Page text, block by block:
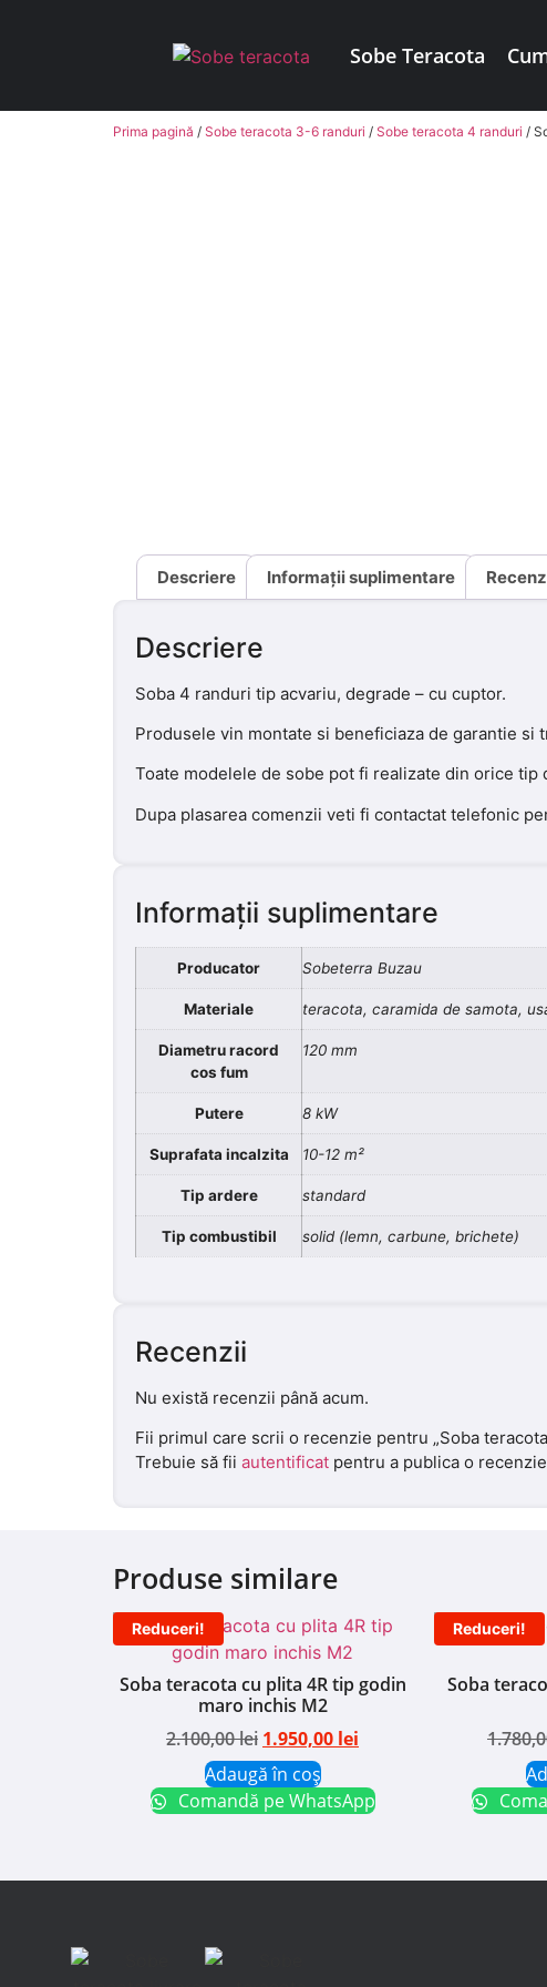
Sobe Teracota
Prima pagină / Sobe teracota 3-6 randuri / Sobe teracota 4 randuri /
Descriere Informații suplimentare
Descriere
Soba 4 randuri tip acvariu, degrade – cu cuptor.
Produsele vin montate si beneficiaza de garantie si
Toate modelele de sobe pot fi realizate din orice tip
Dupa plasarea comenzii veti fi contactat telefonic
Informații suplimentare
Producator Sobeterra Buzau
Materiale teracota, caramida de samota,
Diametru racord
cos fum
120 mm
Putere 8 kW
Suprafata incalzita 10-12 m²
Tip ardere standard
Tip combustibil solid (lemn, carbune, brichete)
Recenzii
Nu există recenzii până acum.
Fii primul care scrii o recenzie pentru „Soba
Trebuie să fii autentificat pentru a publica o
Produse similare
Reduceri!
Soba teracota cu plita 4R tip godin
maro inchis M2
2.100,00lei 1.950,00 lei
Adaugă în coș
Comandă pe WhatsApp
Reduceri!
Soba